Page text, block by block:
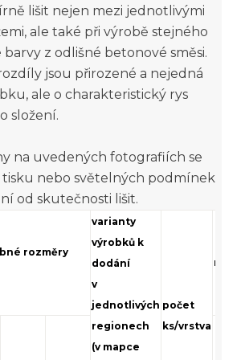
lišit nejen mezi jednotlivými
ale také při výrobě stejného
z odlišné betonové směsi.
jsou přirozené a nejedná
ale o charakteristický rys
složení.
na uvedených fotografiích se
nebo světelných podmínek
od skutečnosti lišit.
rozměry
varianty
výrobků k
dodání
v
jednotlivých
regionech
(v mapce
počet
ks/vrstva